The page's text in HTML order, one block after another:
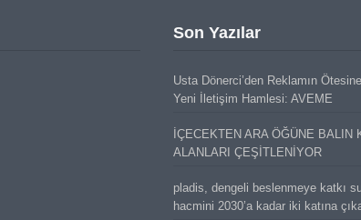
Son Yazılar
Usta Dönerci’den Reklamın
Yeni İletişim Hamlesi: AVEME
İÇECEKTEN ARA ÖĞÜNE BALIN
ALANLARI ÇEŞİTLENİYOR
pladis, dengeli beslenmeye katkı
hacmini 2030’a kadar iki katına